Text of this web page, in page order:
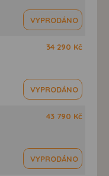
VYPRODÁNO
34 290 Kč
VYPRODÁNO
43 790 Kč
VYPRODÁNO